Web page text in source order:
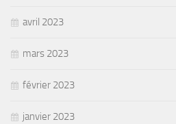
avril 2023
mars 2023
février 2023
janvier 2023